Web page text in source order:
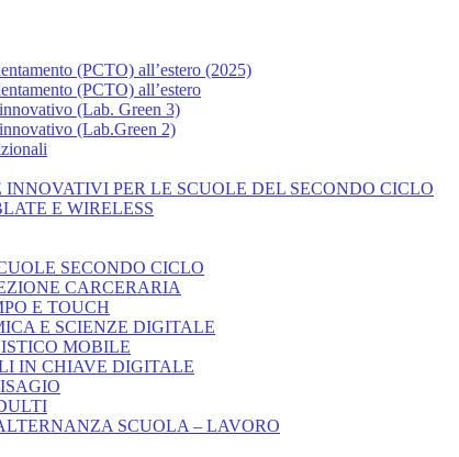
(PCTO) all’estero (2025)
(PCTO) all’estero
(Lab. Green 3)
(Lab.Green 2)
PER LE SCUOLE DEL SECONDO CICLO
E WIRELESS
SECONDO CICLO
CARCERARIA
E TOUCH
E SCIENZE DIGITALE
MOBILE
IN CHIAVE DIGITALE
SCUOLA – LAVORO